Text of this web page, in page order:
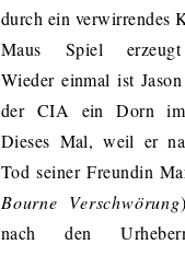
durch ein verwirrendes
Maus Spiel
Wieder einmal ist
der CIA ein Dorn
Dieses Mal, weil er
Tod seiner Freundin
Bourne Verschwörung
nach den